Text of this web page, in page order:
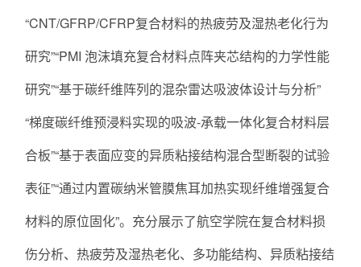
“CNT/GFRP/CFRP复合材料的热疲劳及湿热老化行为
研究”“PMI 泡沫填充复合材料点阵夹芯结构的力学性能
研究”“基于碳纤维阵列的混杂雷达吸波体设计与分析”
“梯度碳纤维预浸料实现的吸波-承载一体化复合材料层
合板”“基于表面应变的异质粘接结构混合型断裂的试验
表征”“通过内置碳纳米管膜焦耳加热实现纤维增强复合
材料的原位固化”。充分展示了航空学院在复合材料损
伤分析、热疲劳及湿热老化、多功能结构、异质粘接结